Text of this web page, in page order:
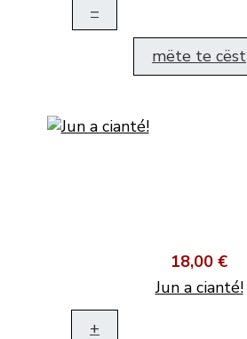
–
mëte te cëst
18,00 €
Jun a cianté!
+